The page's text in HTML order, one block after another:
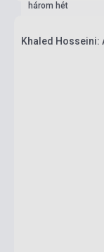
három hét
Khaled Hosseini: